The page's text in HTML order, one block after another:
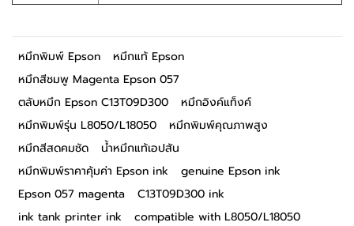
หมึกพิมพ์ Epson
หมึกแท้ Epson
หมึกสีชมพู Magenta Epson 057
ตลับหมึก Epson C13T09D300
หมึกอิงค์แท็งค์
หมึกพิมพ์รุ่น L8050/L18050
หมึกพิมพ์คุณภาพสูง
หมึกสีสดคมชัด
น้ำหมึกแท้เอปสัน
หมึกพิมพ์ราคาคุ้มค่า Epson ink
genuine Epson ink
Epson 057 magenta
C13T09D300 ink
ink tank printer ink
compatible with L8050/L18050